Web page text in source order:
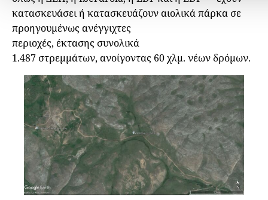
κατασκευάσει ή κατασκευάζουν αιολικά πάρκα σε
προηγουμένως ανέγγιχτες
περιοχές, έκτασης συνολικά
1.487 στρεμμάτων, ανοίγοντας 60 χλμ. νέων δρόμων.